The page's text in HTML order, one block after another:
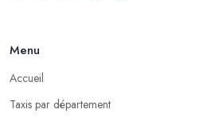
Menu
Accueil
Taxis par département